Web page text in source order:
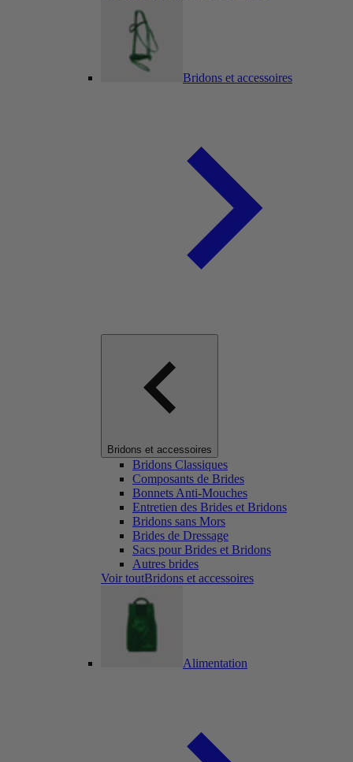
Bridons et accessoires
Bridons et accessoires
Bridons Classiques
Composants de Brides
Bonnets Anti-Mouches
Entretien des Brides et Bridons
Bridons sans Mors
Brides de Dressage
Sacs pour Brides et Bridons
Autres brides
Voir toutBridons et accessoires
Alimentation